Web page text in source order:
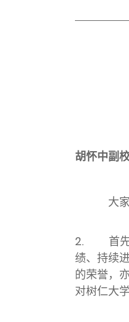
胡怀中副
大家好
2. 首先，
绩、持续
的荣誉，
对树仁大